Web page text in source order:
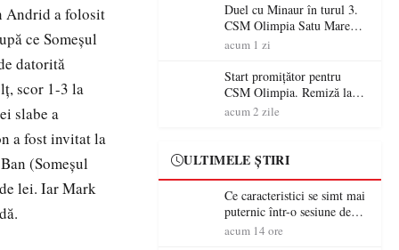
Andrid a folosit
ce Someşul
datorită
scor 1-3 la
slabe a
a fost invitat la
(Someşul
lei. Iar Mark
Duel cu Minaur în turul 3.
CSM Olimpia Satu Mare
începe aventura în Cupa
acum 1 zi
Start promițător pentru
CSM Olimpia. Remiză la
Dumbrăvița în debutul
acum 2 zile
ULTIMELE ȘTIRI
Ce caracteristici se simt mai
puternic într-o sesiune de
distracție la sloturi online:
acum 14 ore